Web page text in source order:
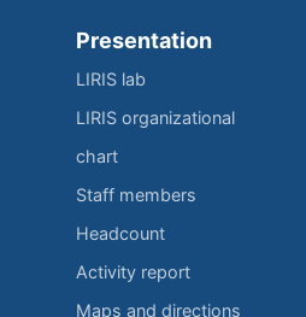
Presentation
LIRIS lab
LIRIS organizational
chart
Staff members
Headcount
Activity report
Maps and directions